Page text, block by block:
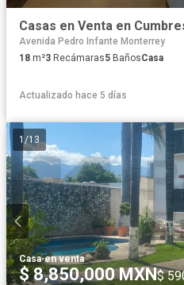
Casas en Venta en
Avenida Pedro Infante Monterrey
18 m²3 Recámaras5 BañosCasa
Actualizado hace 5 días
1 /13
Casa·en venta
$ 8,850,000 MXN$